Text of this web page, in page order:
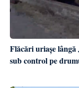
Flăcări uriașe lângă
sub control pe